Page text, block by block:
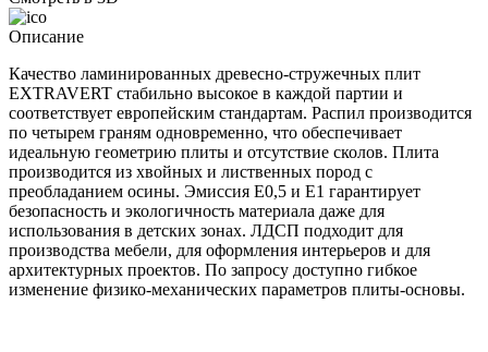
Описание
Качество ламинированных древесно-стружечных плит
EXTRAVERT стабильно высокое в каждой партии и
соответствует европейским стандартам. Распил производится
по четырем граням одновременно, что обеспечивает
идеальную геометрию плиты и отсутствие сколов. Плита
производится из хвойных и лиственных пород с
преобладанием осины. Эмиссия Е0,5 и Е1 гарантирует
безопасность и экологичность материала даже для
использования в детских зонах. ЛДСП подходит для
производства мебели, для оформления интерьеров и для
архитектурных проектов. По запросу доступно гибкое
изменение физико-механических параметров плиты-основы.